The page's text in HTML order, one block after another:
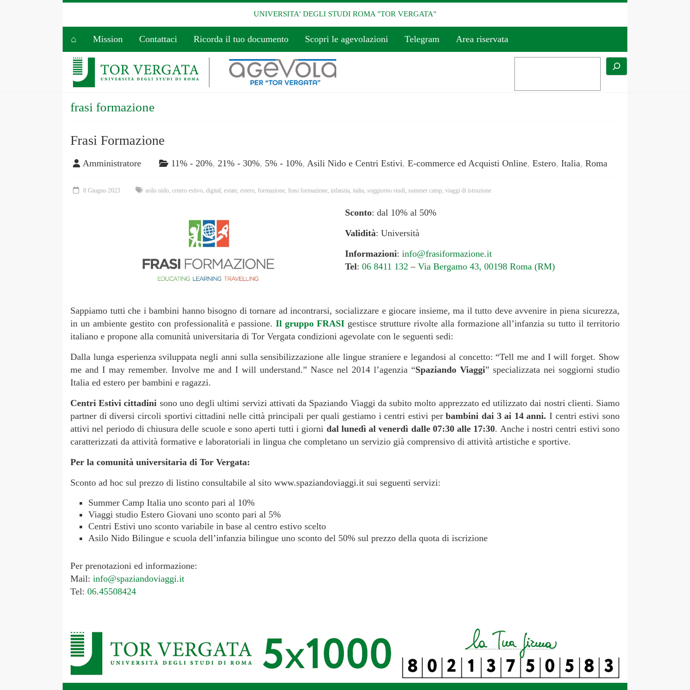
UNIVERSITA' DEGLI STUDI ROMA "TOR VERGATA"
⌂ Mission Contattaci Ricorda il tuo documento Scopri le agevolazioni Telegram Area riservata
frasi formazione
Frasi Formazione
Amministratore 11% - 20%, 21% - 30%, 5% - 10%, Asili Nido e Centri Estivi, E-commerce ed Acquisti Online, Estero, Italia, Roma
8 Giugno 2023 asilo nido, centro estivo, digital, estate, estero, formazione, frasi formazione, infanzia, italia, soggiorno studi, summer camp, viaggi di istruzione
Sconto: dal 10% al 50%
Validità: Università
Informazioni: info@frasiformazione.it
Tel: 06 8411 132 – Via Bergamo 43, 00198 Roma (RM)
Sappiamo tutti che i bambini hanno bisogno di tornare ad incontrarsi, socializzare e giocare insieme, ma il tutto deve avvenire in piena sicurezza,
in un ambiente gestito con professionalità e passione.Il gruppo FRASI gestisce strutture rivolte alla formazione all’infanzia su tutto il territorio
italiano e propone alla comunità universitaria di Tor Vergata condizioni agevolate con le seguenti sedi:
Dalla lunga esperienza sviluppata negli anni sulla sensibilizzazione alle lingue straniere e legandosi al concetto: “Tell me and I will forget. Show
me and I may remember. Involve me and I will understand.” Nasce nel 2014 l’agenzia “Spaziando Viaggi” specializzata nei soggiorni studio
Italia ed estero per bambini e ragazzi.
Centri Estivi cittadini sono uno degli ultimi servizi attivati da Spaziando Viaggi da subito molto apprezzato ed utilizzato dai nostri clienti. Siamo
partner di diversi circoli sportivi cittadini nelle città principali per quali gestiamo i centri estivi perbambini dai 3 ai 14 anni. I centri estivi sono
attivi nel periodo di chiusura delle scuole e sono aperti tutti i giorni dal lunedì al venerdì dalle 07:30 alle 17:30. Anche i nostri centri estivi sono
caratterizzati da attività formative e laboratoriali in lingua che completano un servizio già comprensivo di attività artistiche e sportive.
Per la comunità universitaria di Tor Vergata:
Sconto ad hoc sul prezzo di listino consultabile al sito www.spaziandoviaggi.it sui seguenti servizi:
Summer Camp Italia uno sconto pari al 10%
Viaggi studio Estero Giovani uno sconto pari al 5%
Centri Estivi uno sconto variabile in base al centro estivo scelto
Asilo Nido Bilingue e scuola dell’infanzia bilingue uno sconto del 50% sul prezzo della quota di iscrizione
Per prenotazioni ed informazione:
Mail: info@spaziandoviaggi.it
Tel: 06.45508424